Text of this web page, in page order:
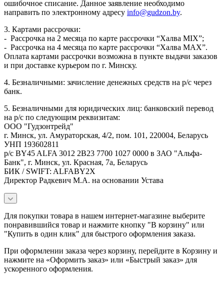
ошибочное списание. Данное заявление необходимо
направить по электронному адресу info@gudzon.by.
3. Картами рассрочки:
- Рассрочка на 2 месяца по карте рассрочки “Халва MIX”;
- Рассрочка на 4 месяца по карте рассрочки “Халва MAX”.
Оплата картами рассрочки возможна в пункте выдачи заказов
и при доставке курьером по г. Минску.
4. Безналичными: зачисление денежных средств на р/с через
банк.
5. Безналичными для юридических лиц: банковский перевод
на р/с по следующим реквизитам:
ООО "Гудзонтрейд"
г. Минск, ул. Амураторская, 4/2, пом. 101, 220004, Беларусь
УНП 193602811
р/с BY45 ALFA 3012 2B23 7700 1027 0000 в ЗАО "Альфа-
Банк", г. Минск, ул. Красная, 7а, Беларусь
БИК / SWIFT: ALFABY2X
Директор Радкевич М.А. на основании Устава
Для покупки товара в нашем интернет-магазине выберите
понравившийся товар и нажмите кнопку "В корзину" или
"Купить в один клик" для быстрого оформления заказа.
При оформлении заказа через корзину, перейдите в Корзину и
нажмите на «Оформить заказ» или «Быстрый заказ» для
ускоренного оформления.